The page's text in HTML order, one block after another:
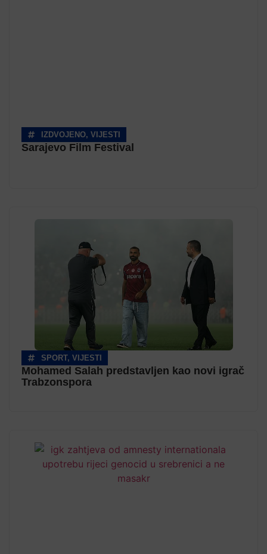
IZDVOJENO, VIJESTI
Sarajevo Film Festival
SPORT, VIJESTI
Mohamed Salah predstavljen kao novi igrač
Trabzonspora